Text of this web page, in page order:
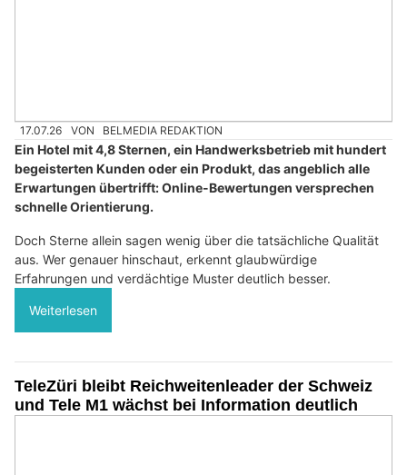
17.07.26 VON BELMEDIA REDAKTION
Ein Hotel mit 4,8 Sternen, ein Handwerksbetrieb mit hundert
begeisterten Kunden oder ein Produkt, das angeblich alle
Erwartungen übertrifft: Online-Bewertungen versprechen
schnelle Orientierung.
Doch Sterne allein sagen wenig über die tatsächliche Qualität
aus. Wer genauer hinschaut, erkennt glaubwürdige
Erfahrungen und verdächtige Muster deutlich besser.
Weiterlesen
TeleZüri bleibt Reichweitenleader der Schweiz
und Tele M1 wächst bei Information deutlich